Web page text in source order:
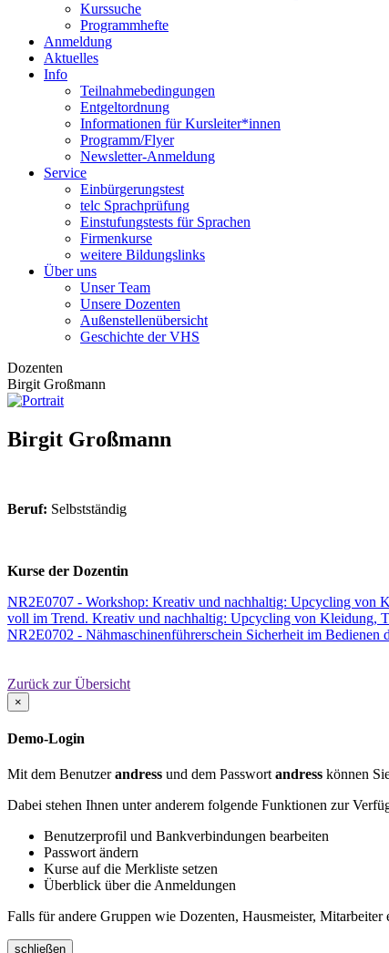
Kurssuche
Programmhefte
Anmeldung
Aktuelles
Info
Teilnahmebedingungen
Entgeltordnung
Informationen für Kursleiter*innen
Programm/Flyer
Newsletter-Anmeldung
Service
Einbürgerungstest
telc Sprachprüfung
Einstufungstests für Sprachen
Firmenkurse
weitere Bildungslinks
Über uns
Unser Team
Unsere Dozenten
Außenstellenübersicht
Geschichte der VHS
Dozenten
Birgit Großmann
Birgit Großmann
Beruf: Selbstständig
Kurse der Dozentin
NR2E0707 - Workshop: Kreativ und nachhaltig: Upcycling von
voll im Trend. Kreativ und nachhaltig: Upcycling von Kleidung,
NR2E0702 - Nähmaschinenführerschein Sicherheit im Bedienen
Zurück zur Übersicht
×
Demo-Login
Mit dem Benutzerandress und dem Passwort andress können
Dabei stehen Ihnen unter anderem folgende Funktionen zur
Benutzerprofil und Bankverbindungen bearbeiten
Passwort ändern
Kurse auf die Merkliste setzen
Überblick über die Anmeldungen
Falls für andere Gruppen wie Dozenten, Hausmeister,
schließen